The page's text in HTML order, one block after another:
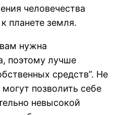
человечества
планете земля.
нужна
поэтому лучше
средств”. Не
позволить себе
невысокой